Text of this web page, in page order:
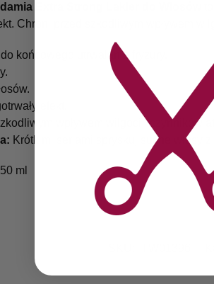
Extra Strong Lakier do Włosów
Chroni przed szkodliwym wpływem
końcowego utrwalania fryzury.
efekt.
wpływem wilgoci i czynników
Krótkimi seriami spryskuj suche włosy z
ml